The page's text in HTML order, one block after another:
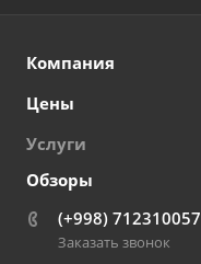
Компания
Цены
Услуги
Обзоры
(+998) 712310057
Заказать звонок